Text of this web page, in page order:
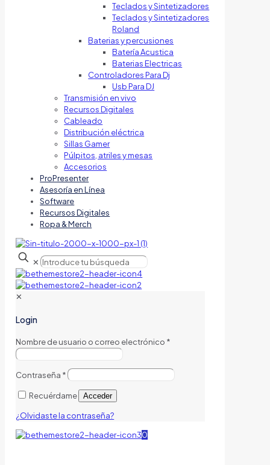
Teclados y Sintetizadores
Teclados y Sintetizadores
Roland
Baterias y percusiones
Batería Acustica
Baterias Electricas
Controladores Para Dj
Usb Para DJ
Transmisión en vivo
Recursos Digitales
Cableado
Distribución eléctrica
Sillas Gamer
Púlpitos, atriles y mesas
Accesorios
ProPresenter
Asesoría en Línea
Software
Recursos Digitales
Ropa & Merch
✕
✕
Login
Nombre de usuario o correo electrónico *
Contraseña *
Recuérdame Acceder
¿Olvidaste la contraseña?
0